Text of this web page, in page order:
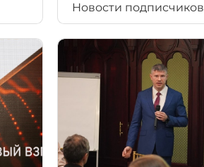
Новости подписчиков